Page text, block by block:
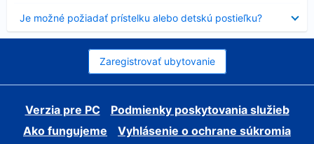
Je možné požiadať prístelku alebo detskú postieľku?
sa
Zaregistrovať ubytovanie
Verzia pre PC
Podmienky poskytovania služieb
Ako fungujeme
Vyhlásenie o ochrane súkromia